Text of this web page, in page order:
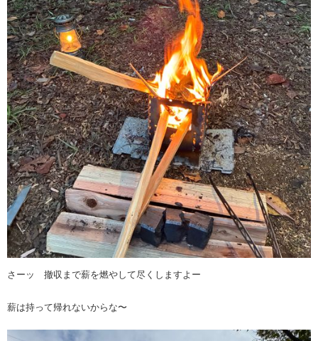
さーッ 撤収まで薪を燃やして尽くしますよー
薪は持って帰れないからな〜